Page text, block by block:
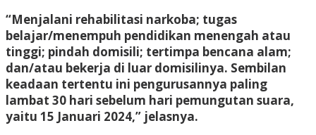
“Menjalani rehabilitasi narkoba; tugas
belajar/menempuh pendidikan menengah atau
tinggi; pindah domisili; tertimpa bencana alam;
dan/atau bekerja di luar domisilinya. Sembilan
keadaan tertentu ini pengurusannya paling
lambat 30 hari sebelum hari pemungutan suara,
yaitu 15 Januari 2024,” jelasnya.